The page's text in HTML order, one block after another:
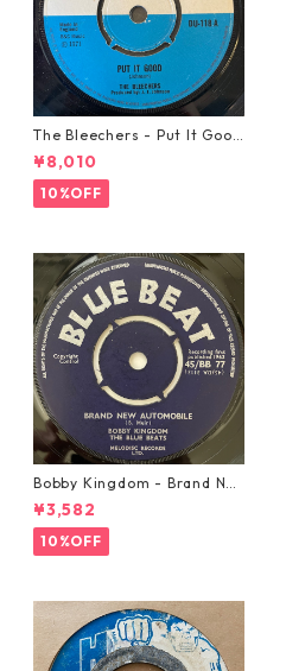
The Bleechers - Put It Good
【7-21637】
¥8,010
10%OFF
Bobby Kingdom - Brand Ne
w Automobile【7-20889】
¥3,582
10%OFF